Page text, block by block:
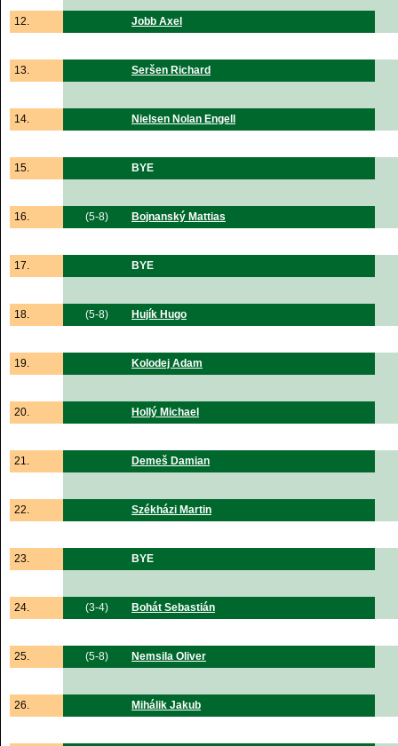
12. Jobb Axel
13. Seršen Richard
14. Nielsen Nolan Engell
15. BYE
16. (5-8) Bojnanský Mattias
17. BYE
18. (5-8) Hujík Hugo
19. Kolodej Adam
20. Hollý Michael
21. Demeš Damian
22. Székházi Martin
23. BYE
24. (3-4) Bohát Sebastián
25. (5-8) Nemsila Oliver
26. Mihálik Jakub